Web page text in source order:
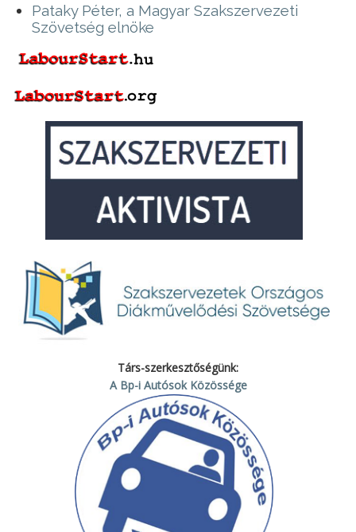
Pataky Péter, a Magyar Szakszervezeti
Szövetség elnöke
Társ-szerkesztőségünk:
A Bp-i Autósok Közössége